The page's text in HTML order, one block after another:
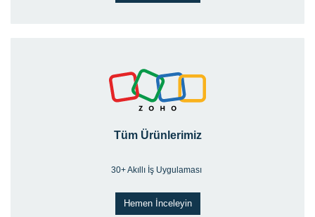
Tüm Ürünlerimiz
30+ Akıllı İş Uygulaması
Hemen İnceleyin